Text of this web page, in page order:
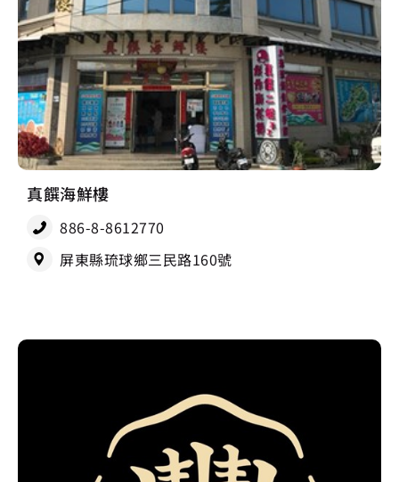
真饌海鮮樓
886-8-8612770
屏東縣琉球鄉三民路160號